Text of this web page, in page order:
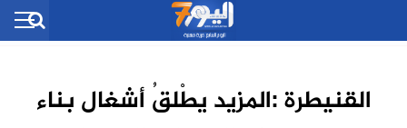
القنيطرة :المزيد يطْلقُ أشغال بناء